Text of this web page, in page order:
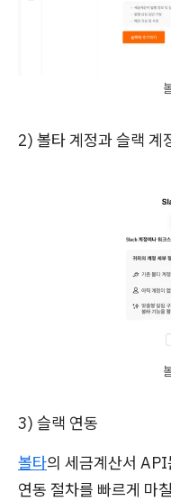
2) 볼타 계정과 슬랙 계
3) 슬랙 연동
볼타의 세금계산서
연동 절차를 빠르게 마